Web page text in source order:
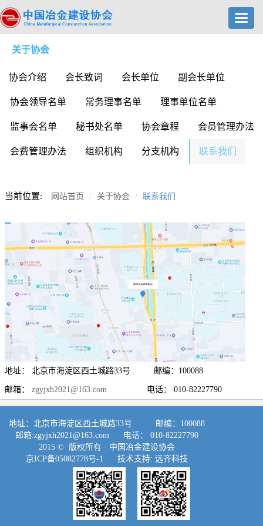
关于协会
协会介绍 会长致词 会长单位 副会长单位
协会领导名单 常务理事名单 理事单位名单
监事会名单 秘书处名单 协会章程 会员管理办法
会费管理办法 组织机构 分支机构 联系我们
当前位置: 网站首页 关于协会 联系我们
地址： 北京市海淀区西土城路33号 邮编：100088
邮箱： zgyjxh2021@163.com 电话： 010-82227790
地址：北京市海淀区西土城路33号 邮编：100088
邮箱:zgyjxh2021@163.com 电话： 010-82227790
2015 © 版权所有 · 中国冶金建设协会
京ICP备05082778号-1 技术支持: 远齐科技